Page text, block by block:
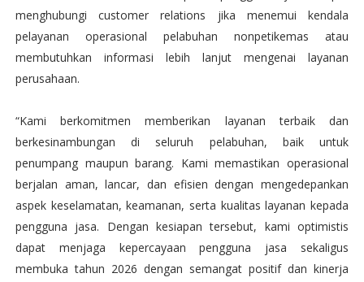
menghubungi customer relations jika menemui kendala
pelayanan operasional pelabuhan nonpetikemas atau
membutuhkan informasi lebih lanjut mengenai layanan
perusahaan.
“Kami berkomitmen memberikan layanan terbaik dan
berkesinambungan di seluruh pelabuhan, baik untuk
penumpang maupun barang. Kami memastikan operasional
berjalan aman, lancar, dan efisien dengan mengedepankan
aspek keselamatan, keamanan, serta kualitas layanan kepada
pengguna jasa. Dengan kesiapan tersebut, kami optimistis
dapat menjaga kepercayaan pengguna jasa sekaligus
membuka tahun 2026 dengan semangat positif dan kinerja